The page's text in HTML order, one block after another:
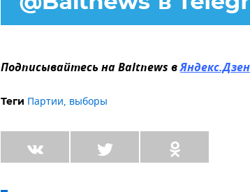
Подписывайтесь на Baltnews вЯндекс.Дзен
Теги Партии, выборы